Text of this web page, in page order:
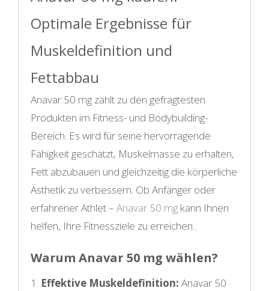
Optimale Ergebnisse für
Muskeldefinition und
Fettabbau
Anavar 50 mg zählt zu den gefragtesten
Produkten im Fitness- und Bodybuilding-
Bereich. Es wird für seine hervorragende
Fähigkeit geschätzt, Muskelmasse zu erhalten,
Fett abzubauen und gleichzeitig die körperliche
Ästhetik zu verbessern. Ob Anfänger oder
erfahrener Athlet – Anavar 50 mg kann Ihnen
helfen, Ihre Fitnessziele zu erreichen..
Warum Anavar 50 mg wählen?
1. Effektive Muskeldefinition: Anavar 50